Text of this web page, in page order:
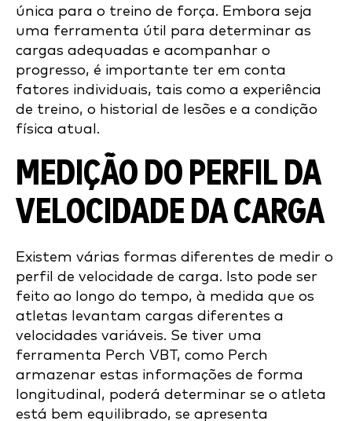
única para o treino de força. Embora seja
uma ferramenta útil para determinar as
cargas adequadas e acompanhar o
progresso, é importante ter em conta
fatores individuais, tais como a experiência
de treino, o historial de lesões e a condição
física atual.
MEDIÇÃO DO PERFIL DA
VELOCIDADE DA CARGA
Existem várias formas diferentes de medir o
perfil de velocidade de carga. Isto pode ser
feito ao longo do tempo, à medida que os
atletas levantam cargas diferentes a
velocidades variáveis. Se tiver uma
ferramenta Perch VBT, como Perch
armazenar estas informações de forma
longitudinal, poderá determinar se o atleta
está bem equilibrado, se apresenta